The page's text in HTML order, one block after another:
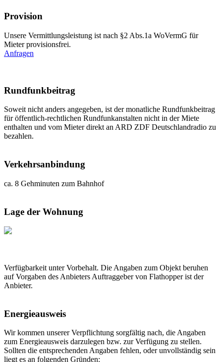
Provision
Unsere Vermittlungsleistung ist nach §2 Abs.1a WoVermG für
Mieter provisionsfrei.
Anfragen
Rundfunkbeitrag
Soweit nicht anders angegeben, ist der monatliche Rundfunkbeitrag
für öffentlich-rechtlichen Rundfunkanstalten nicht in der Miete
enthalten und vom Mieter direkt an ARD ZDF Deutschlandradio zu
bezahlen.
Verkehrsanbindung
ca. 8 Gehminuten zum Bahnhof
Lage der Wohnung
Verfügbarkeit unter Vorbehalt. Die Angaben zum Objekt beruhen
auf Vorgaben des Anbieters Auftraggeber von Flathopper ist der
Anbieter.
Energieausweis
Wir kommen unserer Verpflichtung sorgfältig nach, die Angaben
zum Energieausweis darzulegen bzw. zur Verfügung zu stellen.
Sollten die entsprechenden Angaben fehlen, oder unvollständig sein
liegt es an folgenden Gründen: